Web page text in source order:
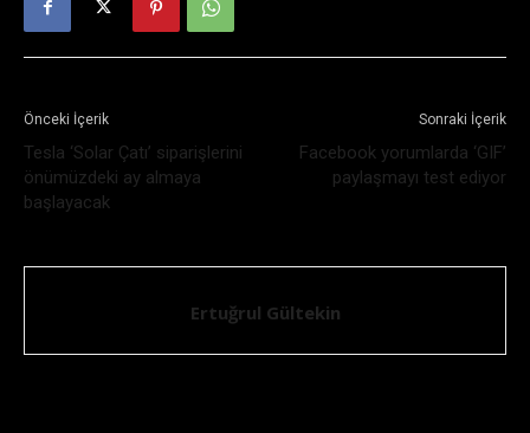
Önceki İçerik
Tesla ‘Solar Çatı’ siparişlerini
önümüzdeki ay almaya
başlayacak
Sonraki İçerik
Facebook yorumlarda ‘GIF’
paylaşmayı test ediyor
Ertuğrul Gültekin